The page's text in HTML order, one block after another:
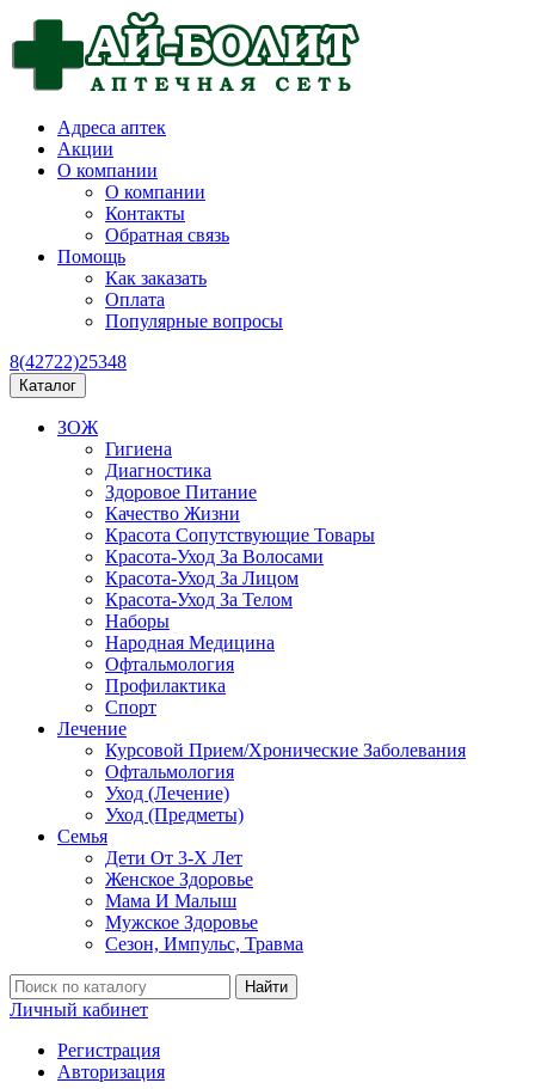
Адреса аптек
Акции
О компании
О компании
Контакты
Обратная связь
Помощь
Как заказать
Оплата
Популярные вопросы
8(42722)25348
Каталог
ЗОЖ
Гигиена
Диагностика
Здоровое Питание
Качество Жизни
Красота Сопутствующие Товары
Красота-Уход За Волосами
Красота-Уход За Лицом
Красота-Уход За Телом
Наборы
Народная Медицина
Офтальмология
Профилактика
Спорт
Лечение
Курсовой Прием/Хронические Заболевания
Офтальмология
Уход (Лечение)
Уход (Предметы)
Семья
Дети От 3-Х Лет
Женское Здоровье
Мама И Малыш
Мужское Здоровье
Сезон, Импульс, Травма
Найти
Личный кабинет
Регистрация
Авторизация